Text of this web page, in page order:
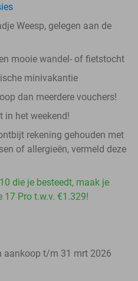
Weesp, gelegen aan de
mooie wandel- of fietstocht
minivakantie
dan meerdere vouchers!
in het weekend!
rekening gehouden met
of allergieën, vermeld deze
die je besteedt, maak je
Pro t.w.v. €1.329!
aankoop t/m 31 mrt 2026